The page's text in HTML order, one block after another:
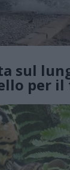
sul
per